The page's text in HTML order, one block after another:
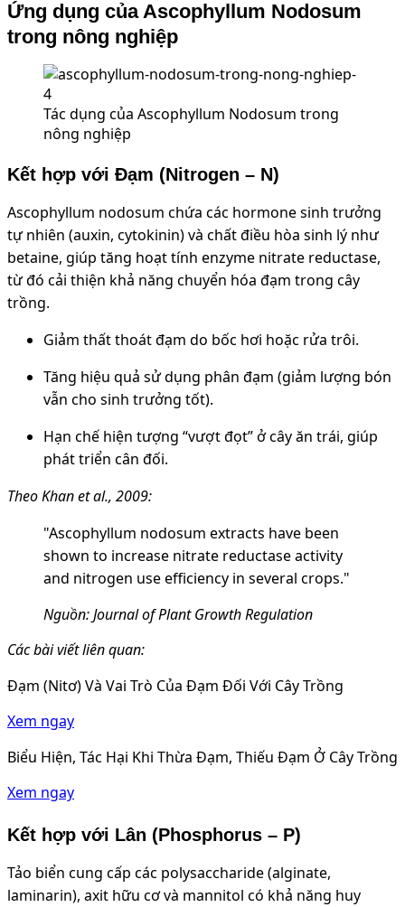
Ứng dụng của Ascophyllum Nodosum
trong nông nghiệp
Tác dụng của Ascophyllum Nodosum trong
nông nghiệp
Kết hợp với Đạm (Nitrogen – N)
Ascophyllum nodosum chứa các hormone sinh trưởng
tự nhiên (auxin, cytokinin) và chất điều hòa sinh lý như
betaine, giúp tăng hoạt tính enzyme nitrate reductase,
từ đó cải thiện khả năng chuyển hóa đạm trong cây
trồng.
Giảm thất thoát đạm do bốc hơi hoặc rửa trôi.
Tăng hiệu quả sử dụng phân đạm (giảm lượng bón
vẫn cho sinh trưởng tốt).
Hạn chế hiện tượng “vượt đọt” ở cây ăn trái, giúp
phát triển cân đối.
Theo Khan et al., 2009:
"Ascophyllum nodosum extracts have been
shown to increase nitrate reductase activity
and nitrogen use efficiency in several crops."
Nguồn: Journal of Plant Growth Regulation
Các bài viết liên quan:
Đạm (Nitơ) Và Vai Trò Của Đạm Đối Với Cây Trồng
Xem ngay
Biểu Hiện, Tác Hại Khi Thừa Đạm, Thiếu Đạm Ở Cây Trồng
Xem ngay
Kết hợp với Lân (Phosphorus – P)
Tảo biển cung cấp các polysaccharide (alginate,
laminarin), axit hữu cơ và mannitol có khả năng huy